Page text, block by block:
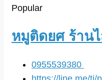
Popular
หมูติดยศ ร้าน
0955539380